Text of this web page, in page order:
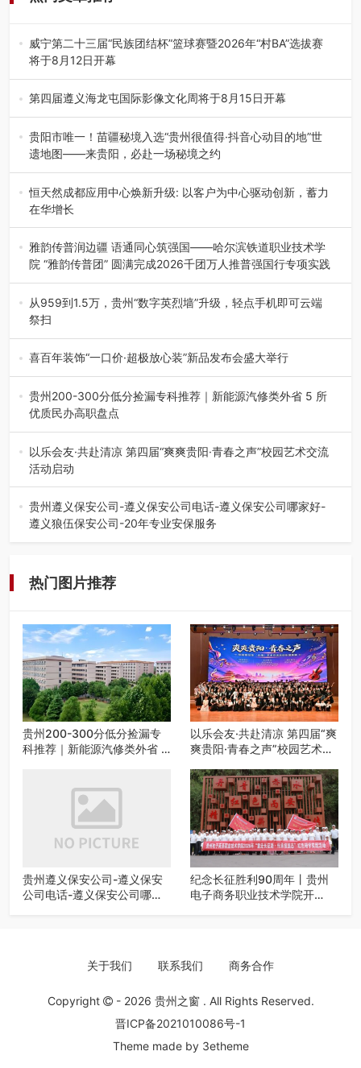
威宁第二十三届“民族团结杯”篮球赛暨2026年“村BA”选拔赛
将于8月12日开幕
8月7日，威宁彝族回族苗族自治县第二十三届“民族团结
杯”篮球赛暨2026年“村B…
第四届遵义海龙屯国际影像文化周将于8月15日开幕
8月7日，第四届遵义海龙屯国际影像文化周媒体通气会在世
界文化遗产地海龙屯核心景区…
贵阳市唯一！苗疆秘境入选“贵州很值得·抖音心动目的地”世
遗地图——来贵阳，必赴一场秘境之约
2026年7月21日，2026年“贵州很值得”暨抖音“心动目的
地”（贵州站）主题…
恒天然成都应用中心焕新升级: 以客户为中心驱动创新，蓄力
在华增长
融合全球研发实力与本土洞察，深化客户共创，赋能西南市
场创新发展 （7月27日，成…
雅韵传普润边疆 语通同心筑强国——哈尔滨铁道职业技术学
院 “雅韵传普团” 圆满完成2026千团万人推普强国行专项实践
为扎实推进2026“千团万人推普强国行”大学生暑期社会实
践，牢牢紧扣 “雅韵传普…
从959到1.5万，贵州“数字英烈墙”升级，轻点手机即可云端
祭扫
八一建军节到来之际，由贵州省退役军人事务厅指导，贵阳
市退役军人事务局联合贵州广电…
喜百年装饰“一口价·超极放心装”新品发布会盛大举行
2026年7月31日，喜百年装饰“一口价·超极放心装”新品发布
会在贵阳隆重举行。…
贵州200-300分低分捡漏专科推荐｜新能源汽修类外省 5 所
优质民办高职盘点
在贵州省高考志愿填报体系中，200至300分数段考生可选择
的省内工科、新能源汽车…
以乐会友·共赴清凉 第四届“爽爽贵阳·青春之声”校园艺术交流
活动启动
七月的贵阳，清风送爽，第四届“爽爽贵阳·青春之声”校园管
弦乐（合唱）艺术交流活动…
贵州遵义保安公司-遵义保安公司电话-遵义保安公司哪家好-
遵义狼伍保安公司-20年专业安保服务
热门图片推荐
贵州200-300分低分捡漏专
科推荐｜新能源汽修类外省 5
以乐会友·共赴清凉 第四届“爽
爽贵阳·青春之声”校园艺术交
贵州遵义保安公司-遵义保安
公司电话-遵义保安公司哪家
纪念长征胜利90周年丨贵州
电子商务职业技术学院开
关于我们 联系我们 商务合作
Copyright - 2026 贵州之窗 . All Rights Reserved.
晋ICP备2021010086号-1
Theme made by 3etheme